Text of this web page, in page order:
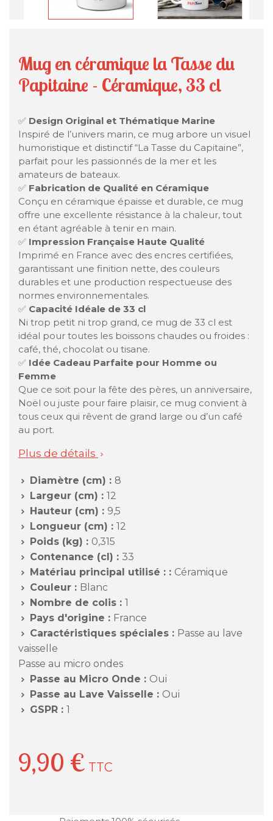
Mug en céramique la Tasse du
Papitaine - Céramique, 33 cl
✅ Design Original et Thématique Marine
Inspiré de l’univers marin, ce mug arbore un visuel
humoristique et distinctif “La Tasse du Capitaine”,
parfait pour les passionnés de la mer et les
amateurs de bateaux.
✅ Fabrication de Qualité en Céramique
Conçu en céramique épaisse et durable, ce mug
offre une excellente résistance à la chaleur, tout
en étant agréable à tenir en main.
✅ Impression Française Haute Qualité
Imprimé en France avec des encres certifiées,
garantissant une finition nette, des couleurs
durables et une production respectueuse des
normes environnementales.
✅ Capacité Idéale de 33 cl
Ni trop petit ni trop grand, ce mug de 33 cl est
idéal pour toutes les boissons chaudes ou froides :
café, thé, chocolat ou tisane.
✅ Idée Cadeau Parfaite pour Homme ou
Femme
Que ce soit pour la fête des pères, un anniversaire,
Noël ou juste pour faire plaisir, ce mug convient à
tous ceux qui rêvent de grand large ou d’un café
au port.
Plus de détails 
 Diamètre (cm) : 8
 Largeur (cm) : 12
 Hauteur (cm) : 9,5
 Longueur (cm) : 12
 Poids (kg) : 0,315
 Contenance (cl) : 33
 Matériau principal utilisé : : Céramique
 Couleur : Blanc
 Nombre de colis : 1
 Pays d'origine : France
 Caractéristiques spéciales : Passe au lave
vaisselle
Passe au micro ondes
 Passe au Micro Onde : Oui
 Passe au Lave Vaisselle : Oui
 GSPR : 1
9,90 € TTC